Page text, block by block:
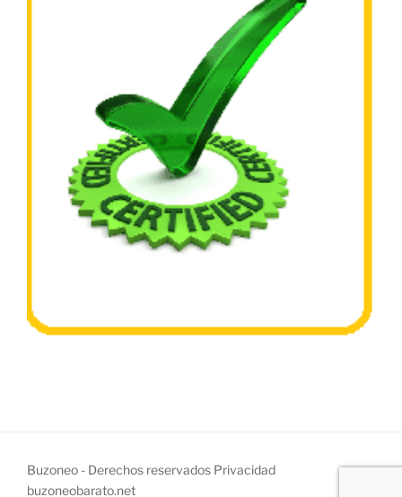
Buzoneo - Derechos reservados Privacidad
buzoneobarato.net